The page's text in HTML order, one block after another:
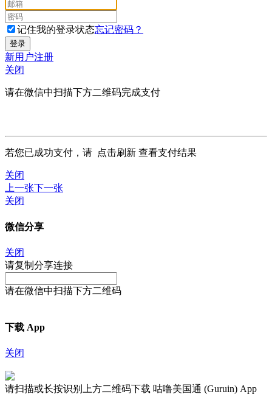
记住我的登录状态忘记密码？
新用户注册
关闭
请在微信中扫描下方二维码完成支付
若您已成功支付，请 点击刷新 查看支付结果
关闭
上一张下一张
关闭
微信分享
关闭
请复制分享连接
请在微信中扫描下方二维码
下载 App
关闭
请扫描或长按识别上方二维码下载 咕噜美国通 (Guruin) App